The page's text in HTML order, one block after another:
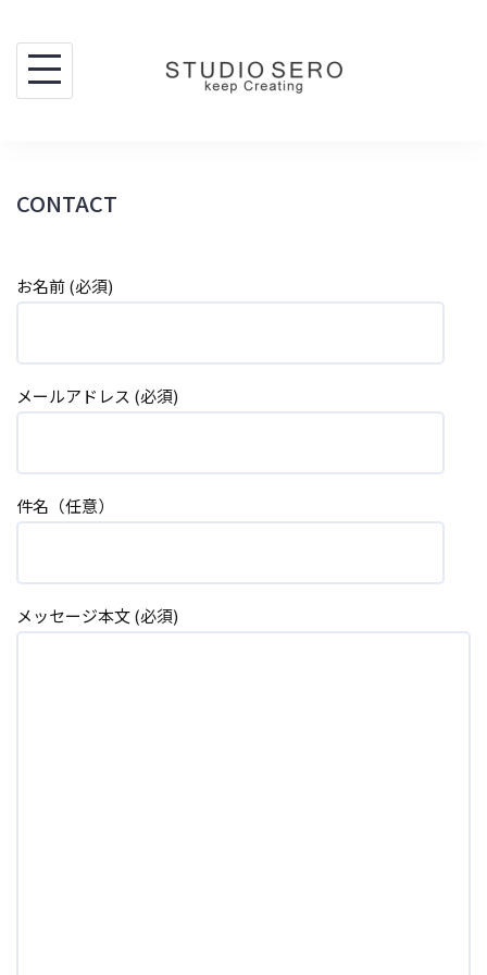
content
CONTACT
お名前 (必須)
メールアドレス (必須)
件名（任意）
メッセージ本文 (必須)